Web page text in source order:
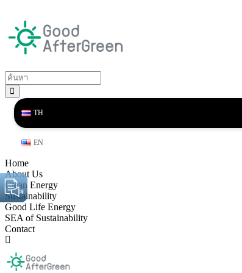
TH
EN
Home
About Us
Clean Energy
Sustainability
Good Life Energy
SEA of Sustainability
Contact